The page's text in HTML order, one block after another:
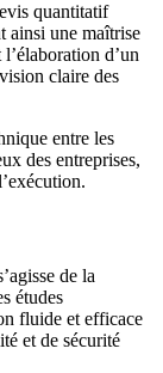
quantitatif
ainsi une maîtrise
d’un
claire des
entre les
des entreprises,
de la
études
fluide et efficace
et de sécurité